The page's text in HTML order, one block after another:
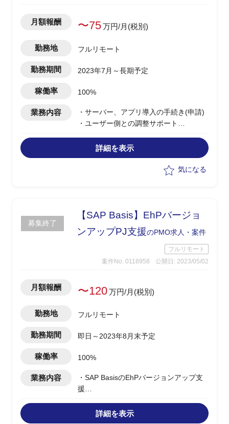
月額報酬 〜75万円/月(税別)
勤務地 フルリモート
勤務期間 2023年7月～長期予定
稼働率 100%
業務内容
・サーバー、アプリ導入の手続き(申請)
・ユーザー側との調整サポート
詳細を表示
気になる
募集終了
【SAP Basis】EhPバージョ
ンアップPJ支援のPMO求人・案件
フルリモート
案件No. 0118958
公開日: 2023/05/02
月額報酬 〜120万円/月(税別)
勤務地 フルリモート
勤務期間 即日～2023年8月末予定
稼働率 100%
業務内容
・SAP BasisのEhPバージョンアップ支
援
詳細を表示